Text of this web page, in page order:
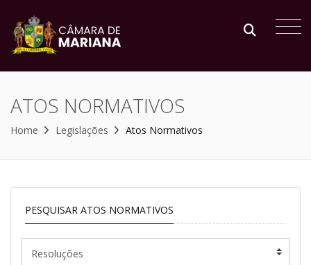
ATOS NORMATIVOS
Home Legislações Atos Normativos
PESQUISAR ATOS NORMATIVOS